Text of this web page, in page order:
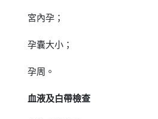
宮內孕；
孕囊大小；
孕周。
血液及白帶檢查